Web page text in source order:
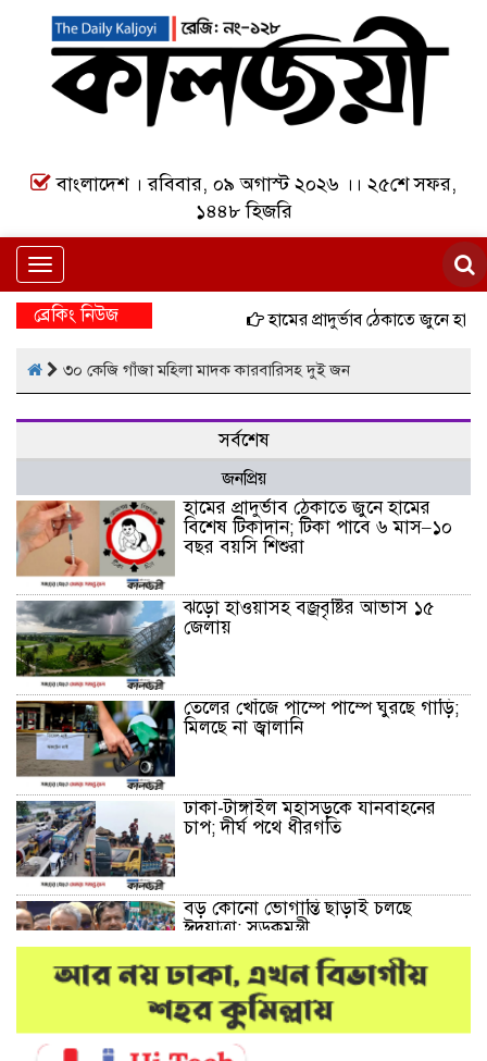
বাংলাদেশ । রবিবার, ০৯ অগাস্ট ২০২৬ ।। ২৫শে সফর,
১৪৪৮ হিজরি
Toggle
navigation
ব্রেকিং নিউজ হামের প্রাদুর্ভাব ঠেকাতে জুনে
৩০ কেজি গাঁজা মহিলা মাদক কারবারিসহ দুই জন
সর্বশেষ
জনপ্রিয়
হামের প্রাদুর্ভাব ঠেকাতে জুনে হামের
বিশেষ টিকাদান; টিকা পাবে ৬ মাস–১০
বছর বয়সি শিশুরা
ঝড়ো হাওয়াসহ বজ্রবৃষ্টির আভাস ১৫
জেলায়
তেলের খোঁজে পাম্পে পাম্পে ঘুরছে গাড়ি;
মিলছে না জ্বালানি
ঢাকা-টাঙ্গাইল মহাসড়কে যানবাহনের
চাপ; দীর্ঘ পথে ধীরগতি
বড় কোনো ভোগান্তি ছাড়াই চলছে
ঈদযাত্রা: সড়কমন্ত্রী
মেলান্দহে উপবৃত্তি কেলেঙ্কারি:
অভিভাবকের জায়গায় শিক্ষকের ব্যাংক
হিসাব